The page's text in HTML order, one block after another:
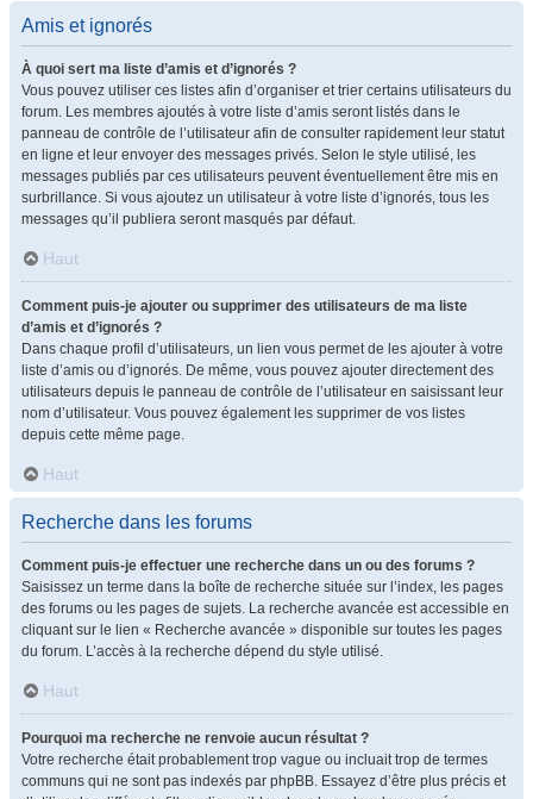
Amis et ignorés
À quoi sert ma liste d’amis et d’ignorés ?
Vous pouvez utiliser ces listes afin d’organiser et trier certains utilisateurs du
forum. Les membres ajoutés à votre liste d’amis seront listés dans le
panneau de contrôle de l’utilisateur afin de consulter rapidement leur statut
en ligne et leur envoyer des messages privés. Selon le style utilisé, les
messages publiés par ces utilisateurs peuvent éventuellement être mis en
surbrillance. Si vous ajoutez un utilisateur à votre liste d’ignorés, tous les
messages qu’il publiera seront masqués par défaut.
Haut
Comment puis-je ajouter ou supprimer des utilisateurs de ma liste
d’amis et d’ignorés ?
Dans chaque profil d’utilisateurs, un lien vous permet de les ajouter à votre
liste d’amis ou d’ignorés. De même, vous pouvez ajouter directement des
utilisateurs depuis le panneau de contrôle de l’utilisateur en saisissant leur
nom d’utilisateur. Vous pouvez également les supprimer de vos listes
depuis cette même page.
Haut
Recherche dans les forums
Comment puis-je effectuer une recherche dans un ou des forums ?
Saisissez un terme dans la boîte de recherche située sur l’index, les pages
des forums ou les pages de sujets. La recherche avancée est accessible en
cliquant sur le lien « Recherche avancée » disponible sur toutes les pages
du forum. L’accès à la recherche dépend du style utilisé.
Haut
Pourquoi ma recherche ne renvoie aucun résultat ?
Votre recherche était probablement trop vague ou incluait trop de termes
communs qui ne sont pas indexés par phpBB. Essayez d’être plus précis et